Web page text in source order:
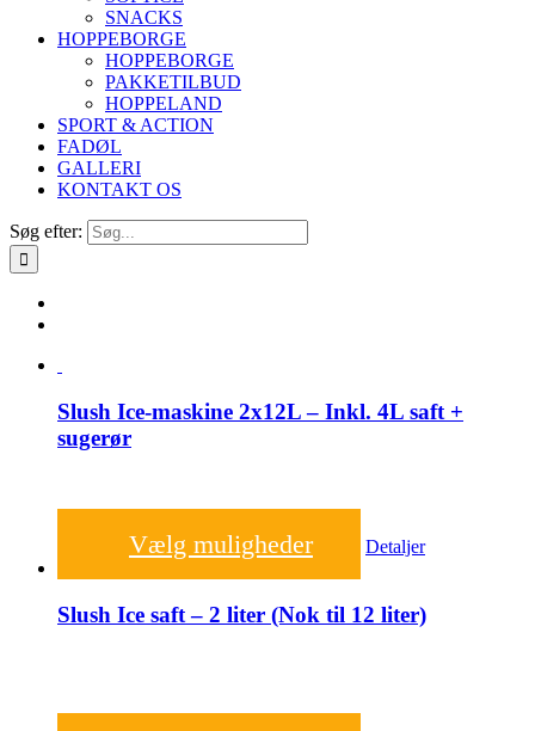
SNACKS
HOPPEBORGE
HOPPEBORGE
PAKKETILBUD
HOPPELAND
SPORT & ACTION
FADØL
GALLERI
KONTAKT OS
Søg efter:
Slush Ice-maskine 2x12L – Inkl. 4L saft +
sugerør
Vælg muligheder Detaljer
Slush Ice saft – 2 liter (Nok til 12 liter)